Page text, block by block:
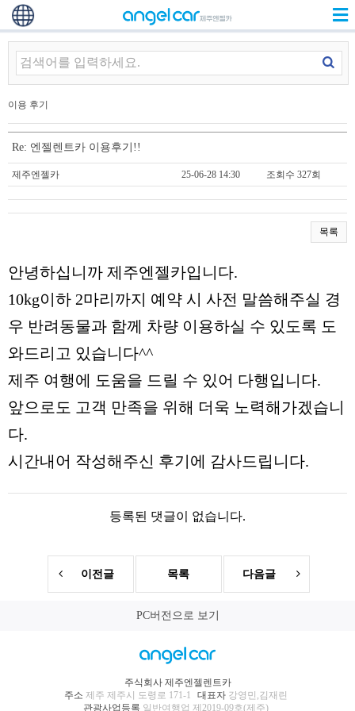
이용 후기
Re: 엔젤렌트카 이용후기!!
제주엔젤카 25-06-28 14:30 조회수 327회
목록
안녕하십니까 제주엔젤카입니다.
10kg이하 2마리까지 예약 시 사전 말씀해주실 경
우 반려동물과 함께 차량 이용하실 수 있도록 도
와드리고 있습니다^^
제주 여행에 도움을 드릴 수 있어 다행입니다.
앞으로도 고객 만족을 위해 더욱 노력해가겠습니
다.
시간내어 작성해주신 후기에 감사드립니다.
등록된 댓글이 없습니다.
이전글 목록 다음글
PC버전으로 보기
주식회사 제주엔젤렌트카
주소 제주 제주시 도령로 171-1 대표자 강영민,김재린
관광사업등록 일반여행업 제2019-09호(제주)